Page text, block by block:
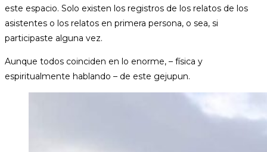
este espacio. Solo existen los registros de los relatos de los
asistentes o los relatos en primera persona, o sea, si
participaste alguna vez.
Aunque todos coinciden en lo enorme, – física y
espiritualmente hablando – de este gejupun.